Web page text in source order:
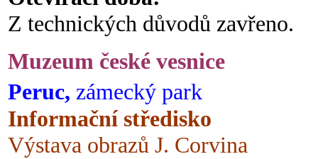
Z technických důvodů zavřeno.
Muzeum české vesnice
Peruc, zámecký park
Informační středisko
Výstava obrazů J. Corvina